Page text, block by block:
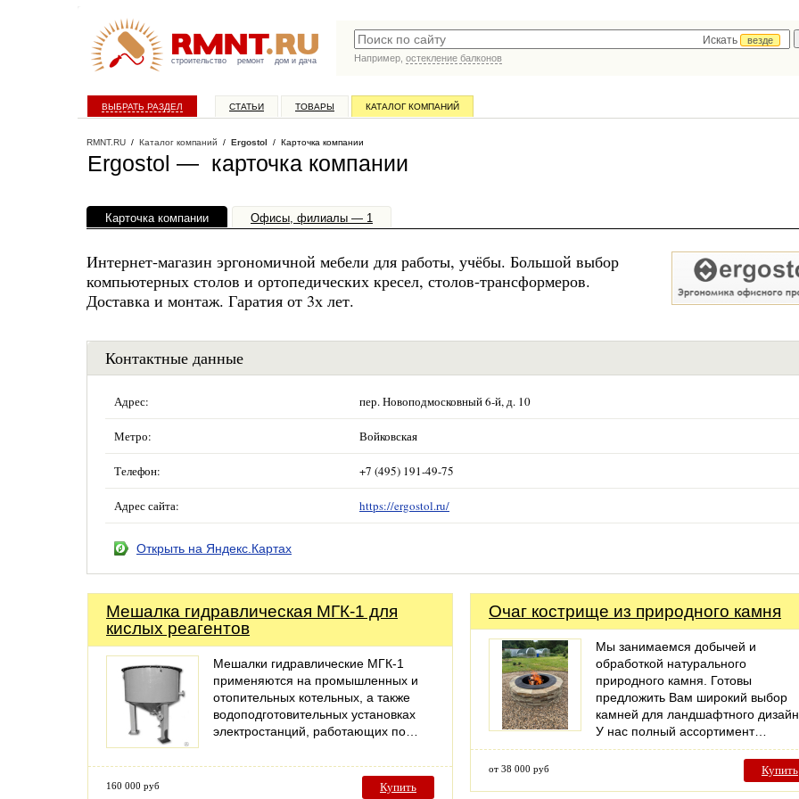
строительство ремонт дом и дача
Искать
везде
Например, остекление балконов
ВЫБРАТЬ РАЗДЕЛ СТАТЬИ ТОВАРЫ КАТАЛОГ КОМПАНИЙ
RMNT.RU / Каталог компаний / Ergostol / Карточка компании
Ergostol — карточка компании
Карточка компании Офисы, филиалы — 1
Интернет-магазин эргономичной мебели для работы, учёбы. Большой выбор
компьютерных столов и ортопедических кресел, столов-трансформеров.
Доставка и монтаж. Гаратия от 3х лет.
Контактные данные
Адрес: пер. Новоподмосковный 6-й, д. 10
Метро: Войковская
Телефон: +7 (495) 191-49-75
Адрес сайта: https://ergostol.ru/
Открыть на Яндекс.Картах
Мешалка гидравлическая МГК-1 для
кислых реагентов
Мешалки гидравлические МГК-1
применяются на промышленных и
отопительных котельных, а также
водоподготовительных установках
электростанций, работающих по…
160 000 руб Купить
Очаг кострище из природного камня
Мы занимаемся добычей и
обработкой натурального
природного камня. Готовы
предложить Вам широкий выбор
камней для ландшафтного
У нас полный ассортимент…
от 38 000 руб Купить